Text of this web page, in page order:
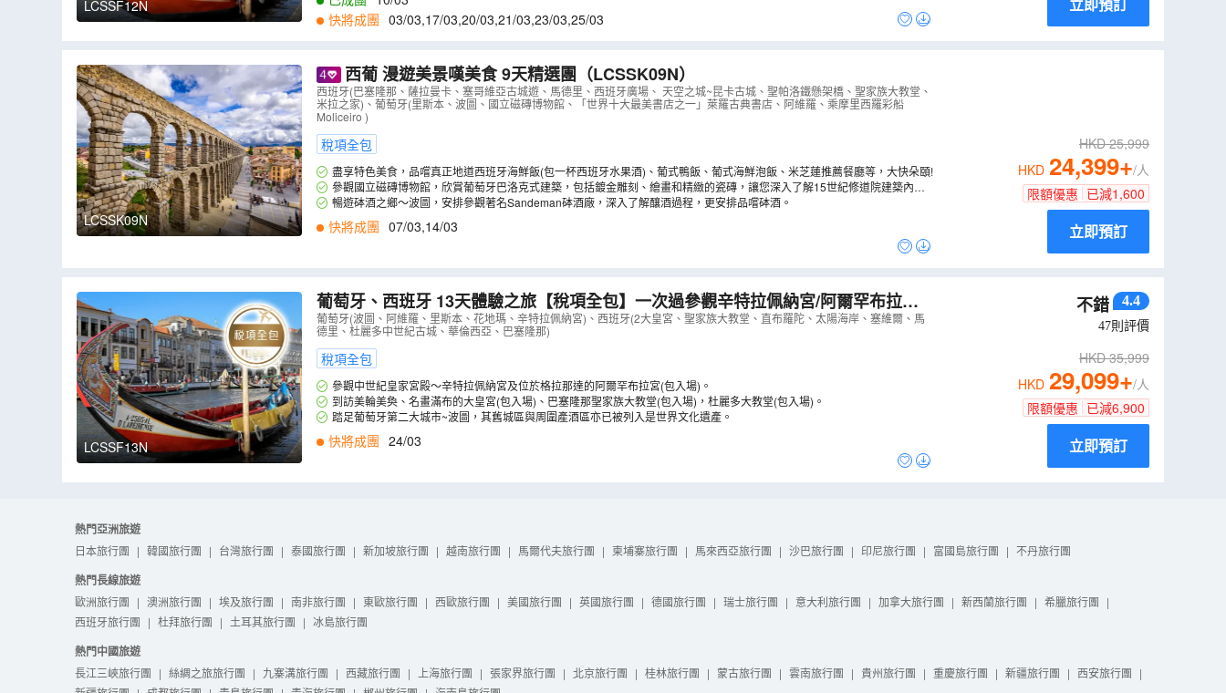
LCSSF12N
快將成團 03/03,17/03,20/03,21/03,23/03,25/03
LCSSK09N
西葡 漫遊美景嘆美食 9天精選團 （LCSSK09N）
西班牙(巴塞隆那、薩拉曼卡、塞哥維亞古城遊、馬德里、西班牙廣場、 天空之城~昆卡古城、聖帕洛鐵懸架橋、聖家族大教堂、
米拉之家)、葡萄牙(里斯本、波圖、國立磁磚博物館、「世界十大最美書店之一」萊羅古典書店、阿維羅、乘摩里西羅彩船
Moliceiro )
稅項全包
盡享特色美食，品嚐真正地道西班牙海鮮飯(包一杯西班牙水果酒)、葡式鴨飯、葡式海鮮泡飯、米芝蓮推薦餐廳等，大快朵頤!
參觀國立磁磚博物館，欣賞葡萄牙巴洛克式建築，包括鍍金雕刻、繪畫和精緻的瓷磚，讓您深入了解15世紀修道院建築內的
瓷磚歷史。
暢遊砵酒之鄉～波圖，安排參觀著名Sandeman砵酒廠，深入了解釀酒過程，更安排品嚐砵酒。
快將成團 07/03,14/03
HKD25,999
HKD 24,399+/人
限額優惠 已減1,600
立即預訂
LCSSF13N
葡萄牙、西班牙 13天體驗之旅【稅項全包】一次過參觀辛特拉佩納宮/阿爾罕布拉
宮、馬德里大皇宮、杜麗多/聖家族大教堂、阿維羅乘摩里西羅彩船、佛蘭明哥歌舞、
塞哥維亞古城、歐洲最西端羅卡海峽、乘吊車觀賞波圖
葡萄牙(波圖、阿維羅、里斯本、花地瑪、辛特拉佩納宮)、西班牙(2大皇宮、聖家族大教堂、直布羅陀、太陽海岸、塞維爾、馬
德里、杜麗多中世紀古城、華倫西亞、巴塞隆那)
稅項全包
參觀中世紀皇家宮殿～辛特拉佩納宮及位於格拉那達的阿爾罕布拉宮(包入場)。
到訪美輪美奐、名畫滿布的大皇宮(包入場)、巴塞隆那聖家族大教堂(包入場)，杜麗多大教堂(包入場)。
踏足葡萄牙第二大城市~波圖，其舊城區與周圍產酒區亦已被列入是世界文化遺產。
快將成團 24/03
不錯 4.4
47則評價
HKD35,999
HKD 29,099+/人
限額優惠 已減6,900
立即預訂
熱門亞洲旅遊
日本旅行團 | 韓國旅行團 | 台灣旅行團 | 泰國旅行團 | 新加坡旅行團 | 越南旅行團 | 馬爾代夫旅行團 | 柬埔寨旅行團 | 馬來西亞旅行團 | 沙巴旅行團 | 印尼旅行團 | 富國島旅行團 | 不丹旅行團
熱門長線旅遊
歐洲旅行團 | 澳洲旅行團 | 埃及旅行團 | 南非旅行團 | 東歐旅行團 | 西歐旅行團 | 美國旅行團 | 英國旅行團 | 德國旅行團 | 瑞士旅行團 | 意大利旅行團 | 加拿大旅行團 | 新西蘭旅行團 | 希臘旅行團 |
西班牙旅行團 | 杜拜旅行團 | 土耳其旅行團 | 冰島旅行團
熱門中國旅遊
長江三峽旅行團 | 絲綢之旅旅行團 | 九寨溝旅行團 | 西藏旅行團 | 上海旅行團 | 張家界旅行團 | 北京旅行團 | 桂林旅行團 | 蒙古旅行團 | 雲南旅行團 | 貴州旅行團 | 重慶旅行團 | 新疆旅行團 | 西安旅行團 |